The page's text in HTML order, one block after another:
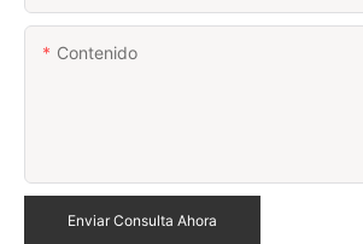
Contenido
Enviar Consulta Ahora